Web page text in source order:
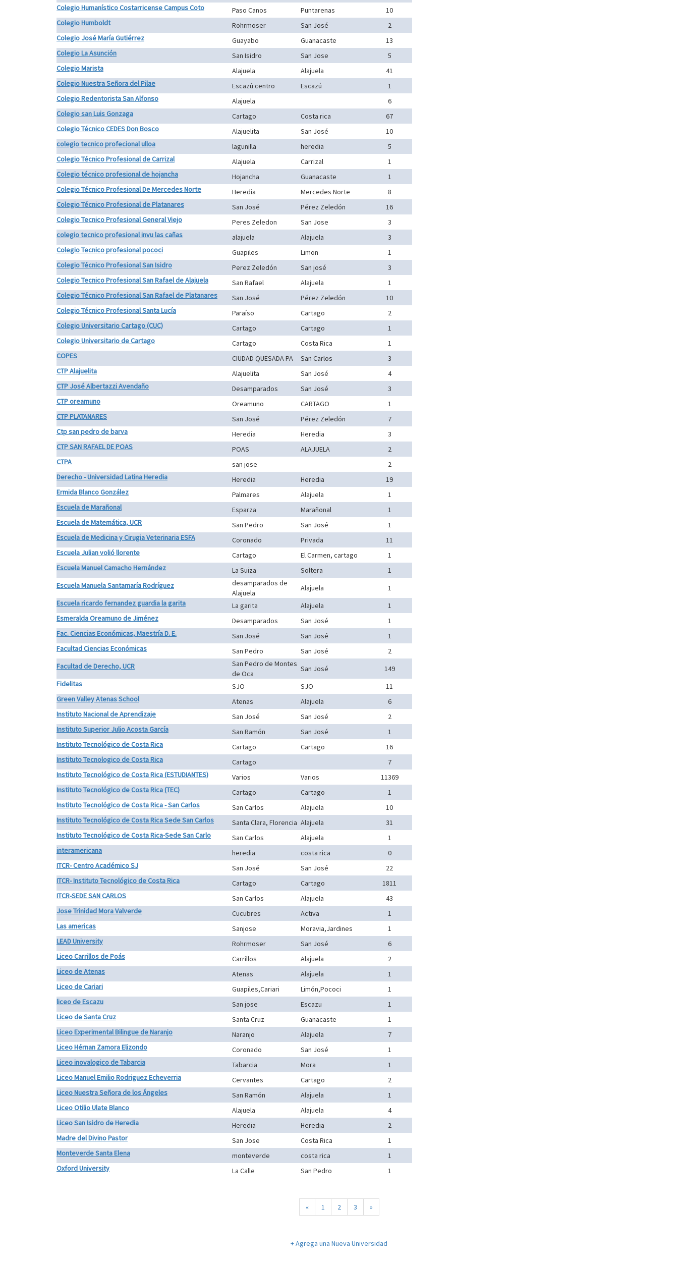
Colegio Humanístico Costarricense Campus Coto
Paso Canos Puntarenas
10
Colegio Humboldt
Rohrmoser San José
2
Colegio José María Gutiérrez
Guayabo Guanacaste
13
Colegio La Asunción
San Isidro San Jose
5
Colegio Marista
Alajuela Alajuela
41
Colegio Nuestra Señora del Pilae
Escazú centro Escazú
1
Colegio Redentorista San Alfonso
Alajuela
6
Colegio san Luis Gonzaga
Cartago Costa rica
67
Colegio Técnico CEDES Don Bosco
Alajuelita San José
10
colegio tecnico profecional ulloa
lagunilla heredia
5
Colegio Técnico Profesional de Carrizal
Alajuela Carrizal
1
Colegio técnico profesional de hojancha
Hojancha Guanacaste
1
Colegio Técnico Profesional De Mercedes Norte
Heredia Mercedes Norte
8
Colegio Técnico Profesional de Platanares
San José Pérez Zeledón
16
Colegio Tecnico Profesional General Viejo
Peres Zeledon San Jose
3
colegio tecnico profesional invu las cañas
alajuela Alajuela
3
Colegio Tecnico profesional pococi
Guapiles Limon
1
Colegio Técnico Profesional San Isidro
Perez Zeledón San josé
3
Colegio Tecnico Profesional San Rafael de Alajuela
San Rafael Alajuela
1
Colegio Técnico Profesional San Rafael de Platanares
San José Pérez Zeledón
10
Colegio Técnico Profesional Santa Lucía
Paraíso Cartago
2
Colegio Universitario Cartago (CUC)
Cartago Cartago
1
Colegio Universitario de Cartago
Cartago Costa Rica
1
COPES
CIUDAD QUESADA PA San Carlos
3
CTP Alajuelita
Alajuelita San José
4
CTP José Albertazzi Avendaño
Desamparados San José
3
CTP oreamuno
Oreamuno CARTAGO
1
CTP PLATANARES
San José Pérez Zeledón
7
Ctp san pedro de barva
Heredia Heredia
3
CTP SAN RAFAEL DE POAS
POAS ALAJUELA
2
CTPA
san jose
2
Derecho - Universidad Latina Heredia
Heredia Heredia
19
Ermida Blanco González
Palmares Alajuela
1
Escuela de Marañonal
Esparza Marañonal
1
Escuela de Matemática, UCR
San Pedro San José
1
Escuela de Medicina y Cirugia Veterinaria ESFA
Coronado Privada
11
Escuela Julian volió llorente
Cartago El Carmen, cartago
1
Escuela Manuel Camacho Hernández
La Suiza Soltera
1
Escuela Manuela Santamaría Rodríguez
desamparados de
Alajuela
Alajuela
1
Escuela ricardo fernandez guardia la garita
La garita Alajuela
1
Esmeralda Oreamuno de Jiménez
Desamparados San José
1
Fac. Ciencias Económicas, Maestría D. E.
San José San José
1
Facultad Ciencias Económicas
San Pedro San José
2
Facultad de Derecho, UCR
San Pedro de Montes
de Oca
San José
149
Fidelitas
SJO SJO
11
Green Valley Atenas School
Atenas Alajuela
6
Instituto Nacional de Aprendizaje
San José San José
2
Instituto Superior Julio Acosta García
San Ramón San José
1
Instituto Tecnológico de Costa Rica
Cartago Cartago
16
Instituto Tecnologico de Costa Rica
Cartago
7
Instituto Tecnológico de Costa Rica (ESTUDIANTES)
Varios Varios
11369
Instituto Tecnológico de Costa Rica (TEC)
Cartago Cartago
1
Instituto Tecnológico de Costa Rica - San Carlos
San Carlos Alajuela
10
Instituto Tecnológico de Costa Rica Sede San Carlos
Santa Clara, Florencia Alajuela
31
Instituto Tecnológico de Costa Rica-Sede San Carlo
San Carlos Alajuela
1
interamericana
heredia costa rica
0
ITCR- Centro Académico SJ
San José San José
22
ITCR- Instituto Tecnológico de Costa Rica
Cartago Cartago
1811
ITCR-SEDE SAN CARLOS
San Carlos Alajuela
43
Jose Trinidad Mora Valverde
Cucubres Activa
1
Las americas
Sanjose Moravia,Jardines
1
LEAD University
Rohrmoser San José
6
Liceo Carrillos de Poás
Carrillos Alajuela
2
Liceo de Atenas
Atenas Alajuela
1
Liceo de Cariari
Guapiles,Cariari Limón,Pococi
1
liceo de Escazu
San jose Escazu
1
Liceo de Santa Cruz
Santa Cruz Guanacaste
1
Liceo Experimental Bilingue de Naranjo
Naranjo Alajuela
7
Liceo Hérnan Zamora Elizondo
Coronado San José
1
Liceo inovalogico de Tabarcia
Tabarcia Mora
1
Liceo Manuel Emilio Rodriguez Echeverria
Cervantes Cartago
2
Liceo Nuestra Señora de los Ángeles
San Ramón Alajuela
1
Liceo Otilio Ulate Blanco
Alajuela Alajuela
4
Liceo San Isidro de Heredia
Heredia Heredia
2
Madre del Divino Pastor
San Jose Costa Rica
1
Monteverde Santa Elena
monteverde costa rica
1
Oxford University
La Calle San Pedro 1
« 1 2 3 »
+ Agrega una Nueva Universidad